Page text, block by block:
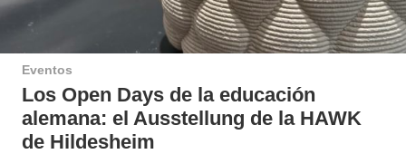
Eventos
Los Open Days de la educación
alemana: el Ausstellung de la HAWK
de Hildesheim